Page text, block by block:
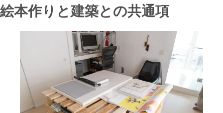
絵本作りと建築との共通項